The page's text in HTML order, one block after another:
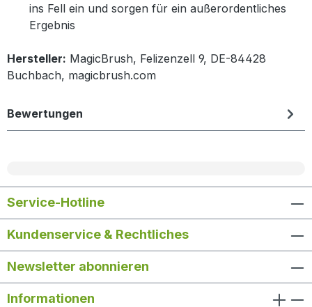
ins Fell ein und sorgen für ein außerordentliches
Ergebnis
Hersteller: MagicBrush, Felizenzell 9, DE-84428
Buchbach, magicbrush.com
Bewertungen
Service-Hotline
Kundenservice & Rechtliches
Newsletter abonnieren
Informationen